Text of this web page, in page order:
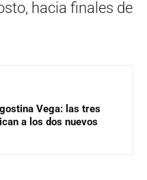
hacia finales de
Vega: las tres
a los dos nuevos